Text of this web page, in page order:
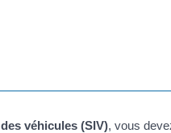
véhicules (SIV), vous